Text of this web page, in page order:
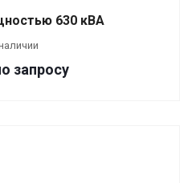
630 кВА
запросу